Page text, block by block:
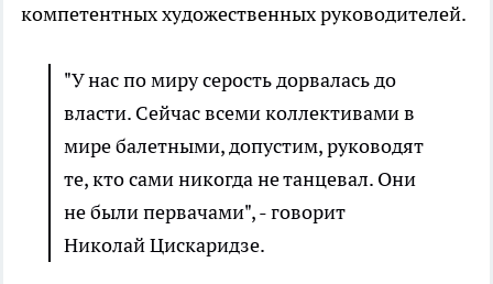
компетентных художественных руководителей.
"У нас по миру серость дорвалась до
власти. Сейчас всеми коллективами в
мире балетными, допустим, руководят
те, кто сами никогда не танцевал. Они
не были первачами", - говорит
Николай Цискаридзе.